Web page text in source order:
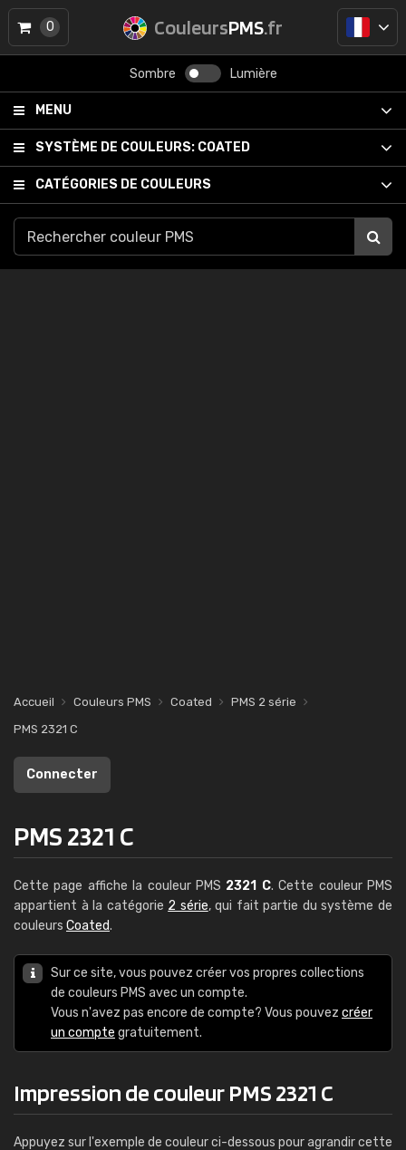
CouleursPMS.fr
Sombre Lumière
MENU
SYSTÈME DE COULEURS: COATED
CATÉGORIES DE COULEURS
0
Accueil Couleurs PMS Coated
PMS 2 série
PMS 2321 C
Connecter
PMS 2321 C
Cette page affiche la couleur PMS 2321 C. Cette couleur PMS
appartient à la catégorie 2 série, qui fait partie du système de
couleurs Coated.
Sur ce site, vous pouvez créer vos propres collections
de couleurs PMS avec un compte.
Vous n'avez pas encore de compte? Vous pouvez créer
un compte gratuitement.
Impression de couleur PMS 2321 C
Appuyez sur l'exemple de couleur ci-dessous pour agrandir cette